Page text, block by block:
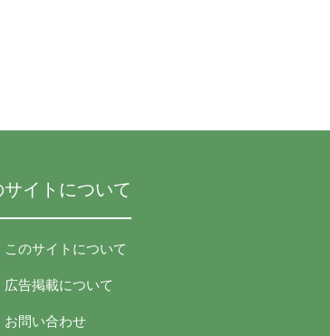
サイトについて
このサイトについて
広告掲載について
お問い合わせ